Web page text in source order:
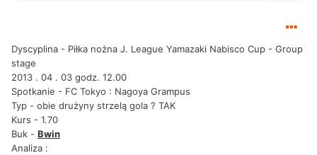
Dyscyplina - Piłka nożna J. League Yamazaki Nabisco Cup - Group
stage
2013 . 04 . 03 godz. 12.00
Spotkanie - FC Tokyo : Nagoya Grampus
Typ - obie drużyny strzelą gola ? TAK
Kurs - 1.70
Buk - Bwin
Analiza :